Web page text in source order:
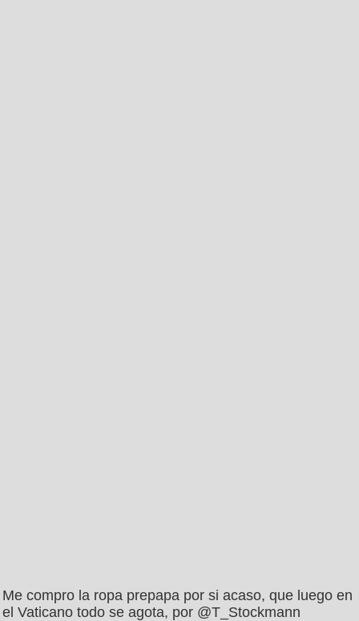
Me compro la ropa prepapa por si acaso, que luego en
el Vaticano todo se agota, por @T_Stockmann